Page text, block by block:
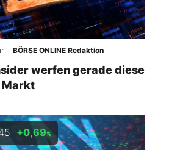
· BÖRSE ONLINE Redaktion
werfen gerade diese
Markt
+0,69%